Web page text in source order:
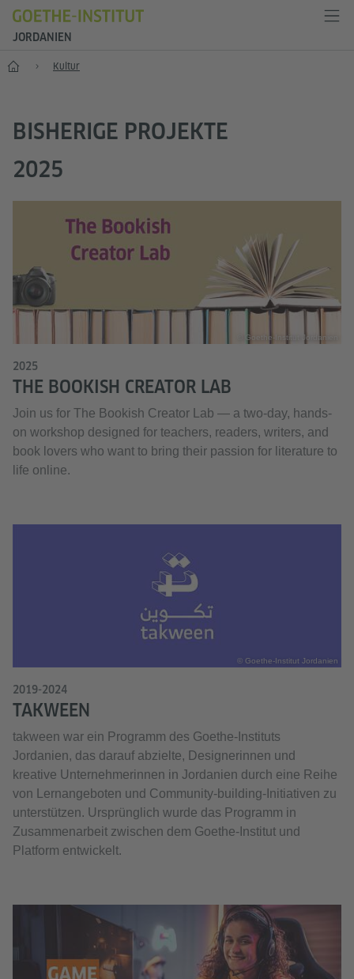
JORDANIEN
Start Kultur
BISHERIGE PROJEKTE
2025
© Goethe-Institut Jordanien
2025
THE BOOKISH CREATOR LAB
Join us for The Bookish Creator Lab — a two-day, hands-
on workshop designed for teachers, readers, writers, and
book lovers who want to bring their passion for literature to
life online.
© Goethe-Institut Jordanien
2019-2024
TAKWEEN
takween war ein Programm des Goethe-Instituts
Jordanien, das darauf abzielte, Designerinnen und
kreative Unternehmerinnen in Jordanien durch eine Reihe
von Lernangeboten und Community-building-Initiativen zu
unterstützen. Ursprünglich wurde das Programm in
Zusammenarbeit zwischen dem Goethe-Institut und
Platform entwickelt.